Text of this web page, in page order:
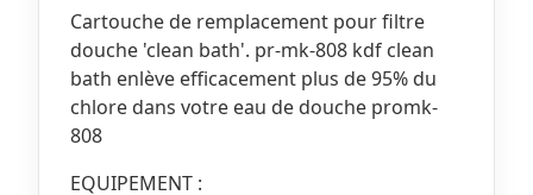
Cartouche de remplacement pour filtre
douche 'clean bath'. pr-mk-808 kdf clean
bath enlève efficacement plus de 95% du
chlore dans votre eau de douche promk-
808
EQUIPEMENT :